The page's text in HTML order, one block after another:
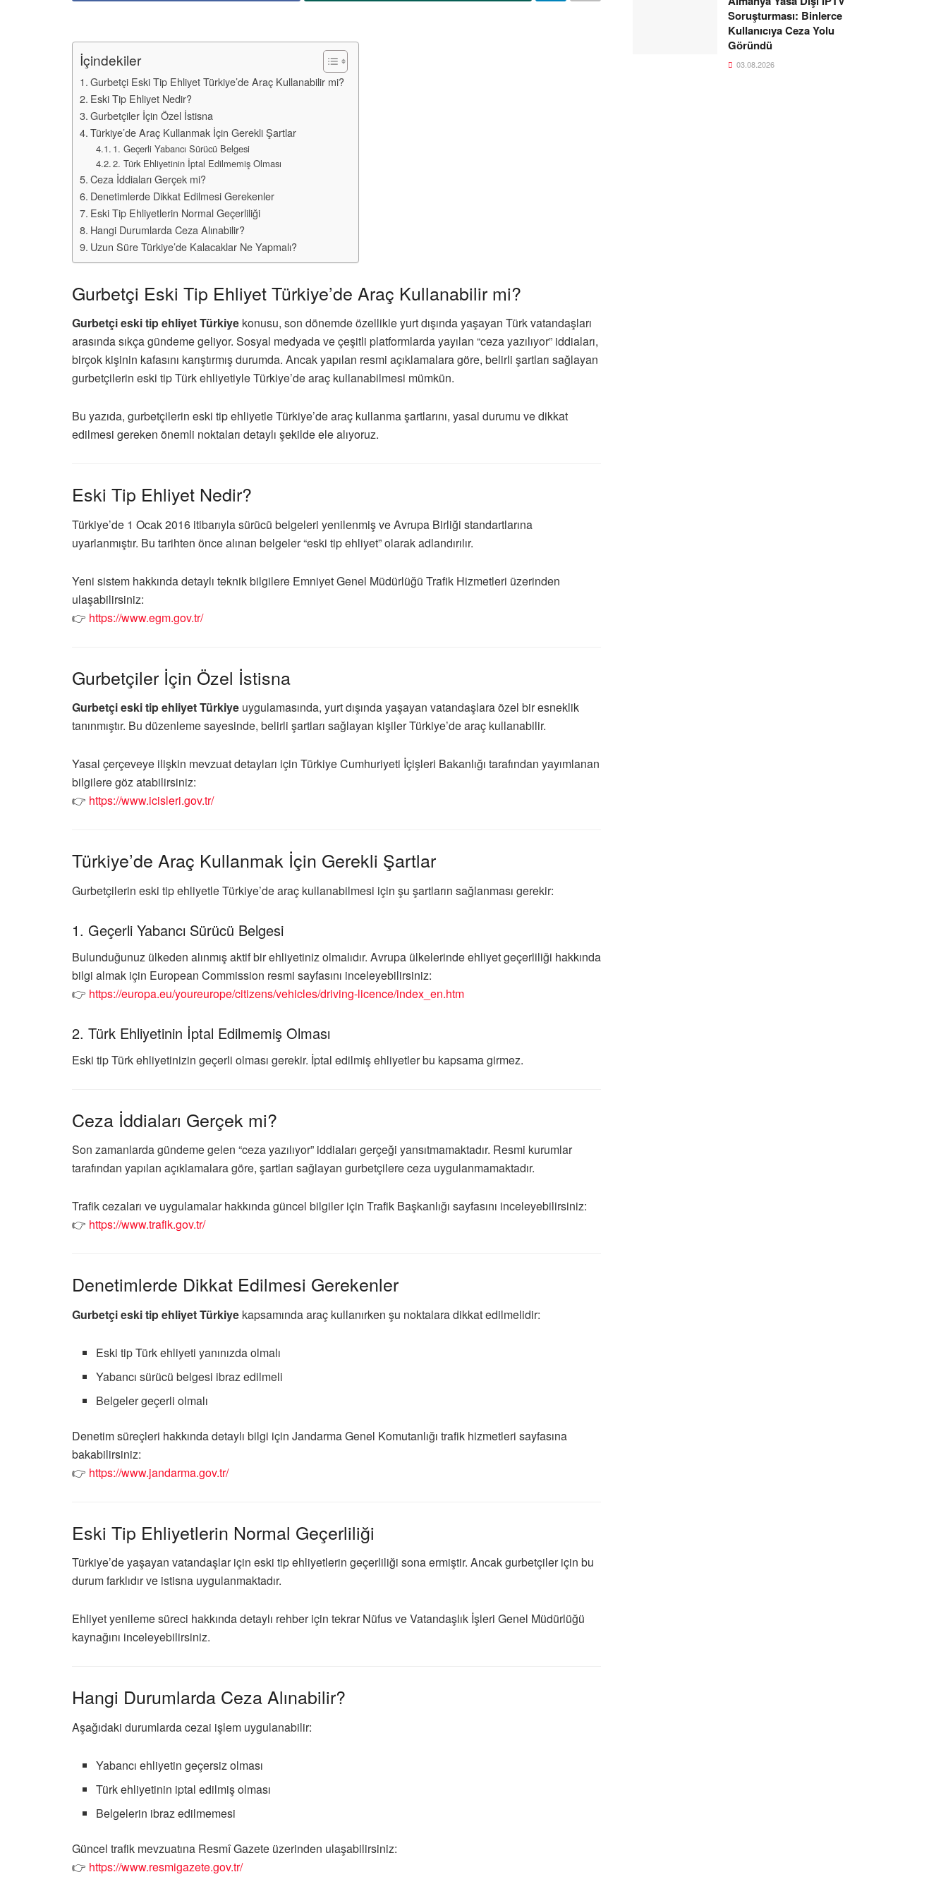
İçindekiler
Gurbetçi Eski Tip Ehliyet Türkiye’de Araç Kullanabilir mi?
Eski Tip Ehliyet Nedir?
Gurbetçiler İçin Özel İstisna
Türkiye’de Araç Kullanmak İçin Gerekli Şartlar
1. Geçerli Yabancı Sürücü Belgesi
2. Türk Ehliyetinin İptal Edilmemiş Olması
Ceza İddiaları Gerçek mi?
Denetimlerde Dikkat Edilmesi Gerekenler
Eski Tip Ehliyetlerin Normal Geçerliliği
Hangi Durumlarda Ceza Alınabilir?
Uzun Süre Türkiye’de Kalacaklar Ne Yapmalı?
Gurbetçi Eski Tip Ehliyet Türkiye’de Araç Kullanabilir mi?
Gurbetçi eski tip ehliyet Türkiye konusu, son dönemde özellikle yurt dışında yaşayan Türk vatandaşları
arasında sıkça gündeme geliyor. Sosyal medyada ve çeşitli platformlarda yayılan “ceza yazılıyor” iddiaları,
birçok kişinin kafasını karıştırmış durumda. Ancak yapılan resmi açıklamalara göre, belirli şartları sağlayan
gurbetçilerin eski tip Türk ehliyetiyle Türkiye’de araç kullanabilmesi mümkün.
Bu yazıda, gurbetçilerin eski tip ehliyetle Türkiye’de araç kullanma şartlarını, yasal durumu ve dikkat
edilmesi gereken önemli noktaları detaylı şekilde ele alıyoruz.
Eski Tip Ehliyet Nedir?
Türkiye’de 1 Ocak 2016 itibarıyla sürücü belgeleri yenilenmiş ve Avrupa Birliği standartlarına
uyarlanmıştır. Bu tarihten önce alınan belgeler “eski tip ehliyet” olarak adlandırılır.
Yeni sistem hakkında detaylı teknik bilgilere Emniyet Genel Müdürlüğü Trafik Hizmetleri üzerinden
ulaşabilirsiniz:
👉 https://www.egm.gov.tr/
Gurbetçiler İçin Özel İstisna
Gurbetçi eski tip ehliyet Türkiye uygulamasında, yurt dışında yaşayan vatandaşlara özel bir esneklik
tanınmıştır. Bu düzenleme sayesinde, belirli şartları sağlayan kişiler Türkiye’de araç kullanabilir.
Yasal çerçeveye ilişkin mevzuat detayları için Türkiye Cumhuriyeti İçişleri Bakanlığı tarafından yayımlanan
bilgilere göz atabilirsiniz:
👉 https://www.icisleri.gov.tr/
Türkiye’de Araç Kullanmak İçin Gerekli Şartlar
Gurbetçilerin eski tip ehliyetle Türkiye’de araç kullanabilmesi için şu şartların sağlanması gerekir:
1. Geçerli Yabancı Sürücü Belgesi
Bulunduğunuz ülkeden alınmış aktif bir ehliyetiniz olmalıdır. Avrupa ülkelerinde ehliyet geçerliliği hakkında
bilgi almak için European Commission resmi sayfasını inceleyebilirsiniz:
👉 https://europa.eu/youreurope/citizens/vehicles/driving-licence/index_en.htm
2. Türk Ehliyetinin İptal Edilmemiş Olması
Eski tip Türk ehliyetinizin geçerli olması gerekir. İptal edilmiş ehliyetler bu kapsama girmez.
Ceza İddiaları Gerçek mi?
Son zamanlarda gündeme gelen “ceza yazılıyor” iddiaları gerçeği yansıtmamaktadır. Resmi kurumlar
tarafından yapılan açıklamalara göre, şartları sağlayan gurbetçilere ceza uygulanmamaktadır.
Trafik cezaları ve uygulamalar hakkında güncel bilgiler için Trafik Başkanlığı sayfasını inceleyebilirsiniz:
👉 https://www.trafik.gov.tr/
Denetimlerde Dikkat Edilmesi Gerekenler
Gurbetçi eski tip ehliyet Türkiye kapsamında araç kullanırken şu noktalara dikkat edilmelidir:
Eski tip Türk ehliyeti yanınızda olmalı
Yabancı sürücü belgesi ibraz edilmeli
Belgeler geçerli olmalı
Denetim süreçleri hakkında detaylı bilgi için Jandarma Genel Komutanlığı trafik hizmetleri sayfasına
bakabilirsiniz:
👉 https://www.jandarma.gov.tr/
Eski Tip Ehliyetlerin Normal Geçerliliği
Türkiye’de yaşayan vatandaşlar için eski tip ehliyetlerin geçerliliği sona ermiştir. Ancak gurbetçiler için bu
durum farklıdır ve istisna uygulanmaktadır.
Ehliyet yenileme süreci hakkında detaylı rehber için tekrarNüfus ve Vatandaşlık İşleri Genel Müdürlüğü
kaynağını inceleyebilirsiniz.
Hangi Durumlarda Ceza Alınabilir?
Aşağıdaki durumlarda cezai işlem uygulanabilir:
Yabancı ehliyetin geçersiz olması
Türk ehliyetinin iptal edilmiş olması
Belgelerin ibraz edilmemesi
Güncel trafik mevzuatına Resmî Gazete üzerinden ulaşabilirsiniz:
👉 https://www.resmigazete.gov.tr/
Soruşturması: Binlerce
Kullanıcıya Ceza Yolu
Göründü
03.08.2026